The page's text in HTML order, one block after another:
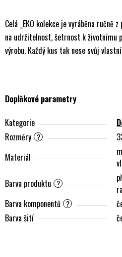
Celá _EKO kolekce je vyráběna
na udržitelnost, šetrnost k životnímu
výrobu. Každý kus tak nese svůj
Doplňkové parametry
Kategorie
?
Rozměry
Materiál
?
Barva produktu
?
Barva komponentů
Barva šití